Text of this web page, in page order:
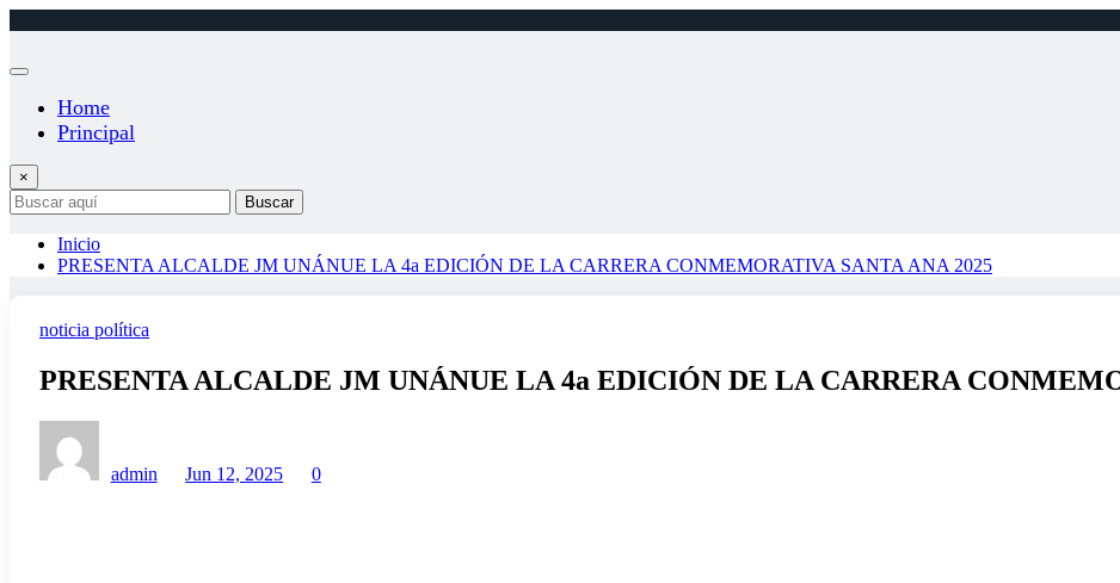
Home
Principal
×
Buscar
Inicio
PRESENTA ALCALDE JM UNÁNUE LA 4a EDICIÓN DE LA CARRERA CONMEMORATIVA SANTA ANA 2025
noticia política
PRESENTA ALCALDE JM UNÁNUE LA 4a EDICIÓN DE LA CARRERA
admin Jun 12, 2025 0